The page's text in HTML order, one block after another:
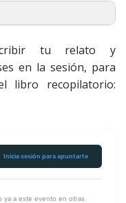
se ha roto
tu relato y
en la sesión, para
libro recopilatorio:
Inicia sesión para apuntarte
ya a este evento en otras